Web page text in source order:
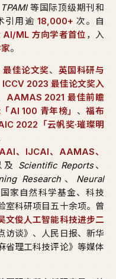
TPAMI等国际顶级期刊和
引用逾 18,000+ 次。自
ML 方向学者首位 ，入
。
佳论文奖、 英国科研与
ICCV 2023 最佳论文奖入
AAMAS 2021 最佳前瞻
AI 100 青年榜」 、福布
2022「云帆奖·璀璨明
、IJCAI、AAMAS、
及 Scientific Reports、
Research 、 Neural
家自然科学基金、科技
室科研项目五十余项。曾
文俊人工智能科技进步二
访谈》、人民日报、新华
省理工科技评论》等媒体